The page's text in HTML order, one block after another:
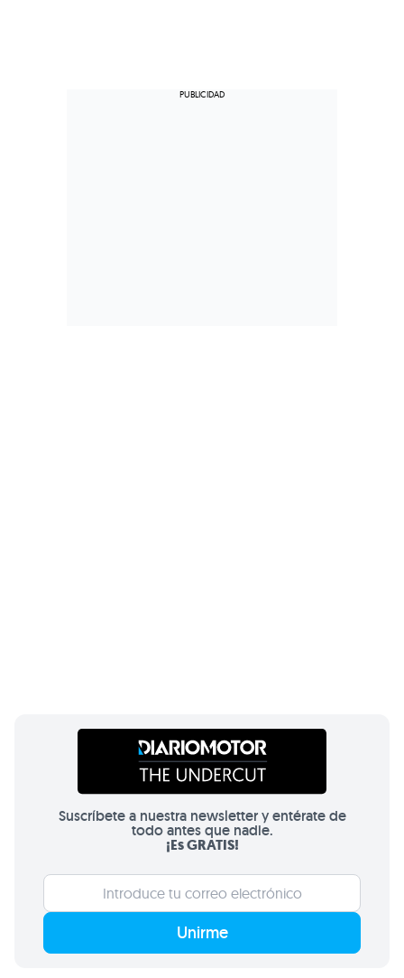
Suscríbete a nuestra newsletter y entérate de
todo antes que nadie.
¡Es GRATIS!
Unirme